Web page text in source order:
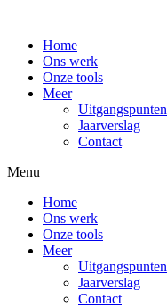
Home
Ons werk
Onze tools
Meer
Uitgangspunten
Jaarverslag
Contact
Menu
Home
Ons werk
Onze tools
Meer
Uitgangspunten
Jaarverslag
Contact